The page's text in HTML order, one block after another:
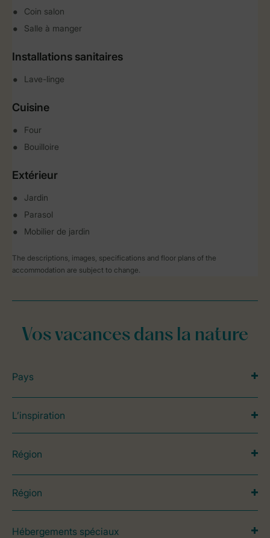
Coin salon
Salle à manger
Installations sanitaires
Lave-linge
Cuisine
Four
Bouilloire
Extérieur
Jardin
Parasol
Mobilier de jardin
The descriptions, images, specifications and floor plans of the
accommodation are subject to change.
Vos vacances dans la nature
Pays
L’inspiration
Région
Région
Hébergements spéciaux